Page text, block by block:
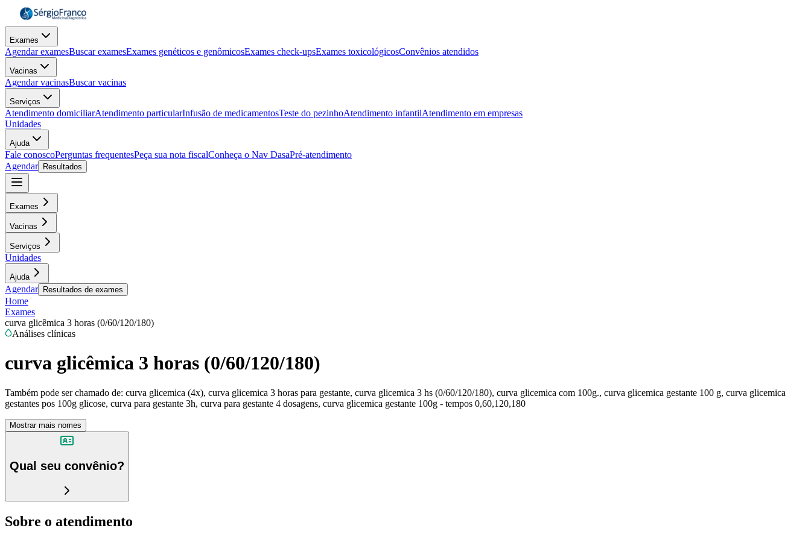
Exames
Agendar examesBuscar examesExames genéticos e genômicosExames check-upsExames toxicológicosConvênios atendidos
Vacinas
Agendar vacinasBuscar vacinas
Serviços
Atendimento domiciliarAtendimento particularInfusão de medicamentosTeste do pezinhoAtendimento infantilAtendimento em empresas
Unidades
Ajuda
Fale conoscoPerguntas frequentesPeça sua nota fiscalConheça o Nav DasaPré-atendimento
Agendar
Resultados
Exames
Vacinas
Serviços
Unidades
Ajuda
Agendar Resultados de exames
Home
Exames
curva glicêmica 3 horas (0/60/120/180)
Análises clínicas
curva glicêmica 3 horas (0/60/120/180)
Também pode ser chamado de: curva glicemica (4x), curva glicemica 3 horas para gestante, curva glicemica 3 hs (0/60/120/180), curva glicemica com 100g., curva glicemica gestante 100 g, curva glicemica
gestantes pos 100g glicose, curva para gestante 3h, curva para gestante 4 dosagens, curva glicemica gestante 100g - tempos 0,60,120,180
Mostrar mais nomes
Qual seu convênio?
Sobre o atendimento